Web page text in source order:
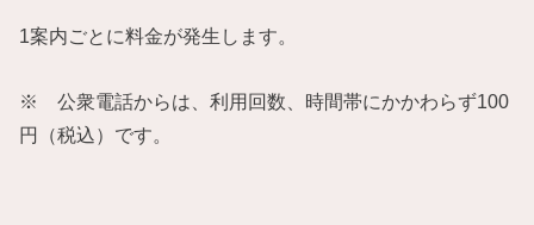
1案内ごとに料金が発生します。
※ 公衆電話からは、利用回数、時間帯にかかわらず100
円（税込）です。